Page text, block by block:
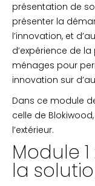
présentation de
présenter la
l’innovation, et
d’expérience de
ménages pour
innovation sur
Dans ce module
celle de
l’extérieur.
Module
la